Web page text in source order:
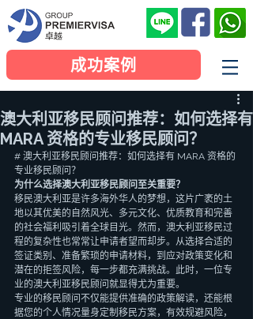
成功案例
澳大利亚移民顾问推荐：如何选择有
MARA 资格的专业移民顾问？
# 澳大利亚移民顾问推荐：如何选择有 MARA 资格的
专业移民顾问？
为什么选择澳大利亚移民顾问至关重要？
移民澳大利亚是许多海外华人的梦想，这片广袤的土
地以其优美的自然风光、多元文化、优质教育和完善
的社会福利吸引着全球目光。然而，澳大利亚移民过
程的复杂性也常常让申请者望而却步。从选择合适的
签证类别、准备繁琐的申请材料，到应对政策变化和
潜在的拒签风险，每一步都充满挑战。此时，一位专
业的澳大利亚移民顾问就显得尤为重要。
专业的移民顾问不仅能提供准确的政策解读，还能根
据您的个人情况量身定制移民方案，有效规避风险，